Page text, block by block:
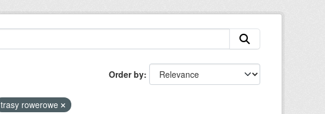
Order by
trasy rowerowe